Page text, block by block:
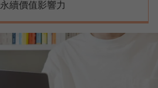
續價值影響力